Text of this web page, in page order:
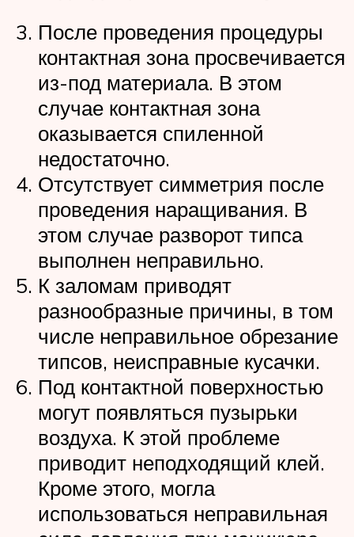
После проведения процедуры
контактная зона просвечивается
из-под материала. В этом
случае контактная зона
оказывается спиленной
недостаточно.
Отсутствует симметрия после
проведения наращивания. В
этом случае разворот типса
выполнен неправильно.
К заломам приводят
разнообразные причины, в том
числе неправильное обрезание
типсов, неисправные кусачки.
Под контактной поверхностью
могут появляться пузырьки
воздуха. К этой проблеме
приводит неподходящий клей.
Кроме этого, могла
использоваться неправильная